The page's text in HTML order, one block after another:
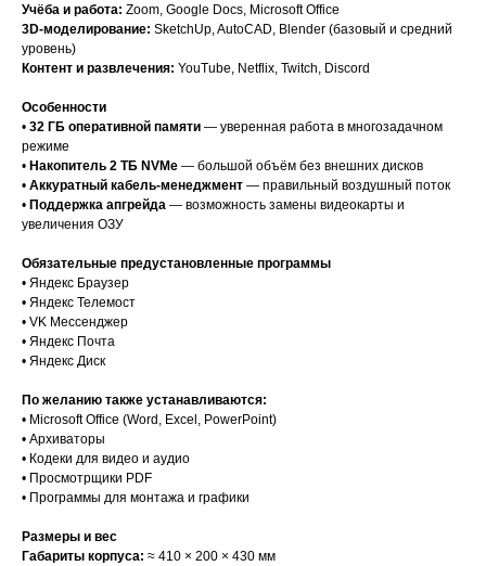
Учёба и работа: Zoom, Google Docs, Microsoft Office
3D-моделирование: SketchUp, AutoCAD, Blender (базовый и средний
уровень)
Контент и развлечения: YouTube, Netflix, Twitch, Discord
Особенности
• 32 ГБ оперативной памяти — уверенная работа в многозадачном
режиме
• Накопитель 2 ТБ NVMe — большой объём без внешних дисков
• Аккуратный кабель-менеджмент — правильный воздушный поток
• Поддержка апгрейда — возможность замены видеокарты и
увеличения ОЗУ
Обязательные предустановленные программы
• Яндекс Браузер
• Яндекс Телемост
• VK Мессенджер
• Яндекс Почта
• Яндекс Диск
По желанию также устанавливаются:
• Microsoft Office (Word, Excel, PowerPoint)
• Архиваторы
• Кодеки для видео и аудио
• Просмотрщики PDF
• Программы для монтажа и графики
Размеры и вес
Габариты корпуса: ≈ 410 × 200 × 430 мм